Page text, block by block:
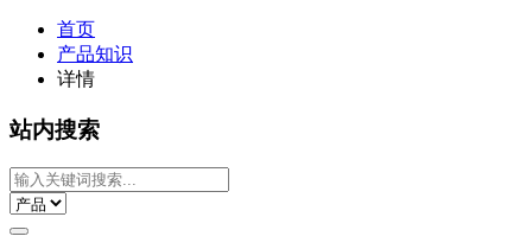
首页
产品知识
详情
站内搜索